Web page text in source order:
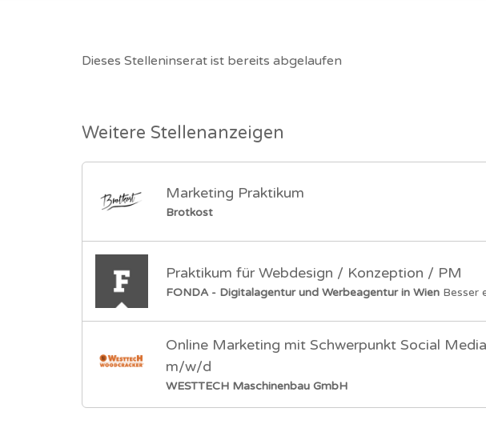
Dieses Stelleninserat ist bereits abgelaufen
Weitere Stellenanzeigen
Marketing Praktikum
Brotkost
Praktikum für Webdesign / Konzeption / PM
FONDA - Digitalagentur und Werbeagentur in Wien Besser
Online Marketing mit Schwerpunkt Social Media
m/w/d
WESTTECH Maschinenbau GmbH